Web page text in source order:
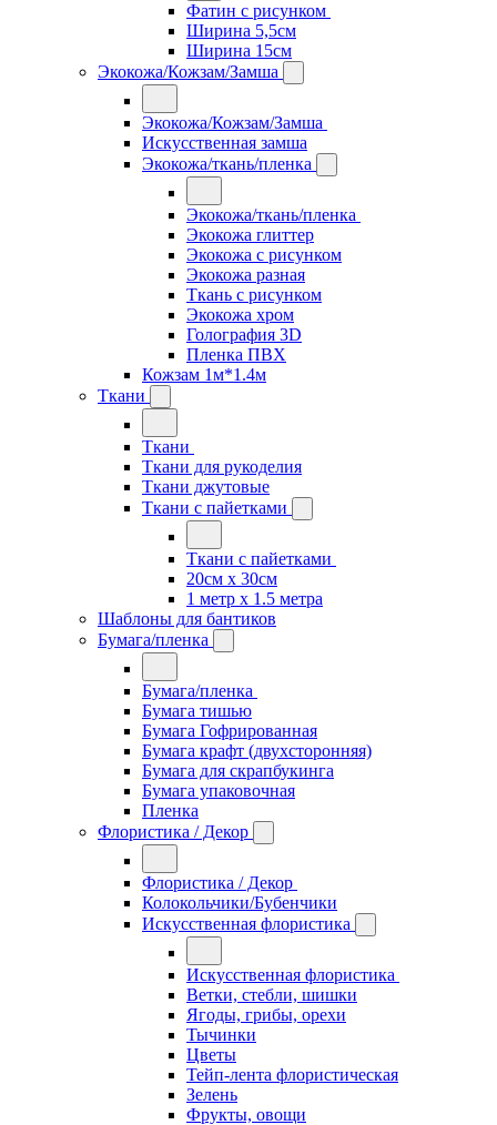
Фатин с рисунком
Ширина 5,5см
Ширина 15см
Экокожа/Кожзам/Замша
Экокожа/Кожзам/Замша
Искусственная замша
Экокожа/ткань/пленка
Экокожа/ткань/пленка
Экокожа глиттер
Экокожа с рисунком
Экокожа разная
Ткань с рисунком
Экокожа хром
Голография 3D
Пленка ПВХ
Кожзам 1м*1.4м
Ткани
Ткани
Ткани для рукоделия
Ткани джутовые
Ткани с пайетками
Ткани с пайетками
20см х 30см
1 метр х 1.5 метра
Шаблоны для бантиков
Бумага/пленка
Бумага/пленка
Бумага тишью
Бумага Гофрированная
Бумага крафт (двухсторонняя)
Бумага для скрапбукинга
Бумага упаковочная
Пленка
Флористика / Декор
Флористика / Декор
Колокольчики/Бубенчики
Искусственная флористика
Искусственная флористика
Ветки, стебли, шишки
Ягоды, грибы, орехи
Тычинки
Цветы
Тейп-лента флористическая
Зелень
Фрукты, овощи